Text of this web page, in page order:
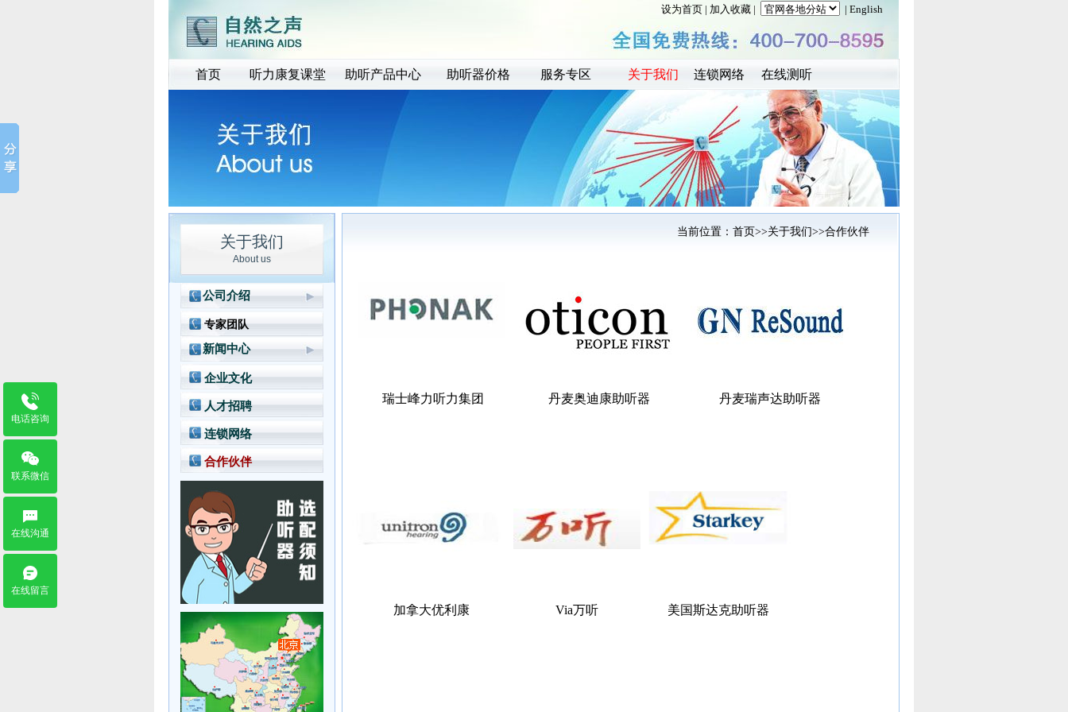
设为首页 | 加入收藏 | | English
首页 听力康复课堂 助听产品中心 助听器价格 服务专区 关于我们 连锁网络 在线测听
关于我们
About us
公司介绍
公司简介
品牌故事
董事介绍
发展历程
助听器选配中心
言语康复学校
专家团队
新闻中心
综合信息
专业培训
服务资讯
企业文化
人才招聘
连锁网络
合作伙伴
当前位置： 首页>>关于我们>>合作伙伴
瑞士峰力听力集团 丹麦奥迪康助听器 丹麦瑞声达助听器
加拿大优利康 Via万听 美国斯达克助听器
电话咨询
联系微信
在线沟通
在线留言